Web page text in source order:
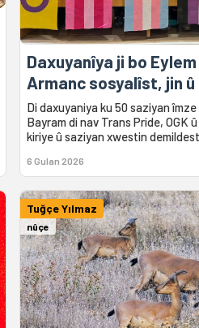
Daxuyanîya ji bo
Armanc sosyalîst, jin û
Di daxuyaniya ku 50 saziyan
Bayram di nav Trans Pride, OGK
kiriye û saziyan xwestin
6 Gulan 2026
Tuğçe Yılmaz
nûçe